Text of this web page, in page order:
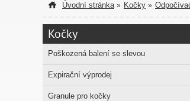
Úvodní stránka » Kočky »
Kočky
Poškozená balení se slevou
Expirační výprodej
Granule pro kočky